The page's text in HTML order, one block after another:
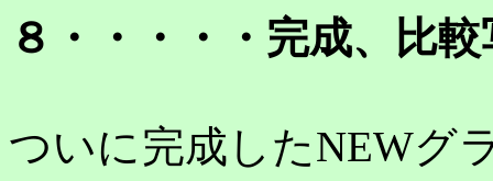
８・・・・・完成、比較
ついに完成したNEWグ